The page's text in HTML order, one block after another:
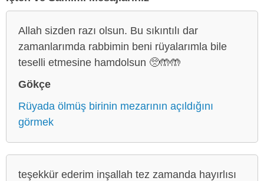
Allah sizden razı olsun. Bu sıkıntılı dar
zamanlarımda rabbimin beni rüyalarımla bile
teselli etmesine hamdolsun 🥺🤲🤲
Gökçe
Rüyada ölmüş birinin mezarının açıldığını
görmek
teşekkür ederim inşallah tez zamanda hayırlısı